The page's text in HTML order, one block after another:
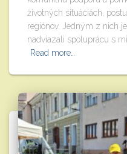
životných situáciách,
regiónov. Jedným z nich
nadviazali spoluprácu s
Read more…